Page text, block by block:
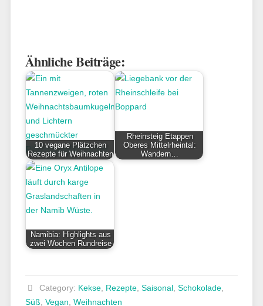
Ähnliche Beiträge:
10 vegane Plätzchen
Rezepte für Weihnachten
Rheinsteig Etappen
Oberes Mittelrheintal:
Wandern…
Namibia: Highlights aus
zwei Wochen Rundreise
Category: Kekse, Rezepte, Saisonal, Schokolade,
Süß Vegan Weihnachten